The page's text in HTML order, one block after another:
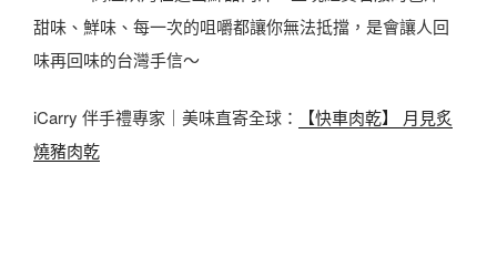
甜味、鮮味、每一次的咀嚼都讓你無法抵擋，是會讓人回
味再回味的台灣手信～
iCarry 伴手禮專家｜美味直寄全球：
【快車肉乾】 月見炙
燒豬肉乾